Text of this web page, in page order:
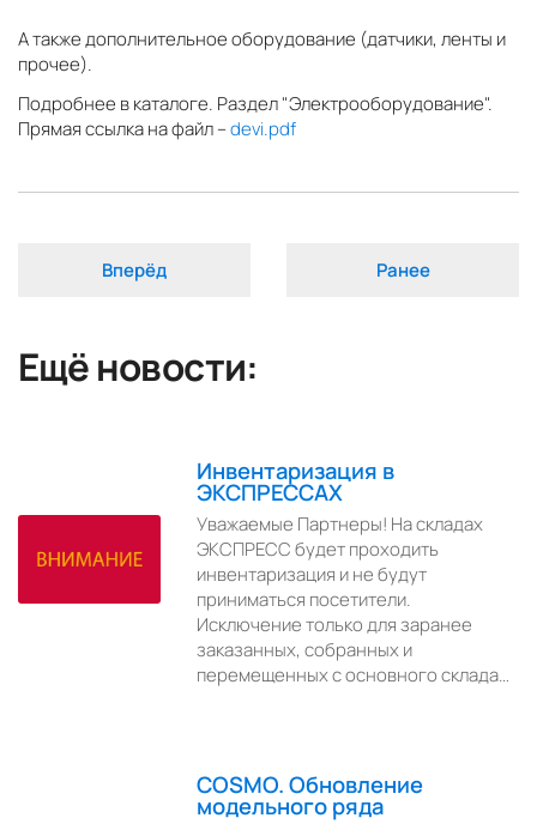
А также дополнительное оборудование (датчики, ленты и
прочее).
Подробнее в каталоге. Раздел "Электрооборудование".
Прямая ссылка на файл –devi.pdf
Вперёд Ранее
Ещё новости:
Инвентаризация в
ЭКСПРЕССАХ
Уважаемые Партнеры! На складах
ЭКСПРЕСС будет проходить
инвентаризация и не будут
приниматься посетители.
Исключение только для заранее
заказанных, собранных и
перемещенных с основного склада…
COSMO. Обновление
модельного ряда